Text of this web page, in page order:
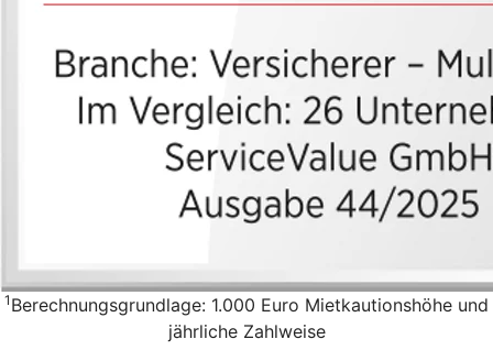
1 Berechnungsgrundlage: 1.000 Euro Mietkautionshöhe und
jährliche Zahlweise